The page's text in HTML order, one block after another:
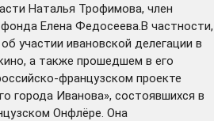
Наталья Трофимова, член
Елена Федосеева.В частности,
участии ивановской делегации в
а также прошедшем в его
французском проекте
города Иванова», состоявшихся в
Онфлёре. Она